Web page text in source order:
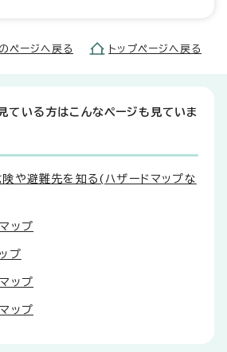
ページへ戻る トップページへ戻る
ている方はこんなページも見ていま
や避難先を知る(ハザードマップな
ップ
プ
ップ
ップ